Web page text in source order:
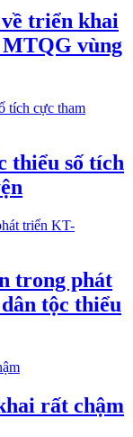
triển khai
vùng
thiểu số tích
trong phát
tộc thiểu
rất chậm